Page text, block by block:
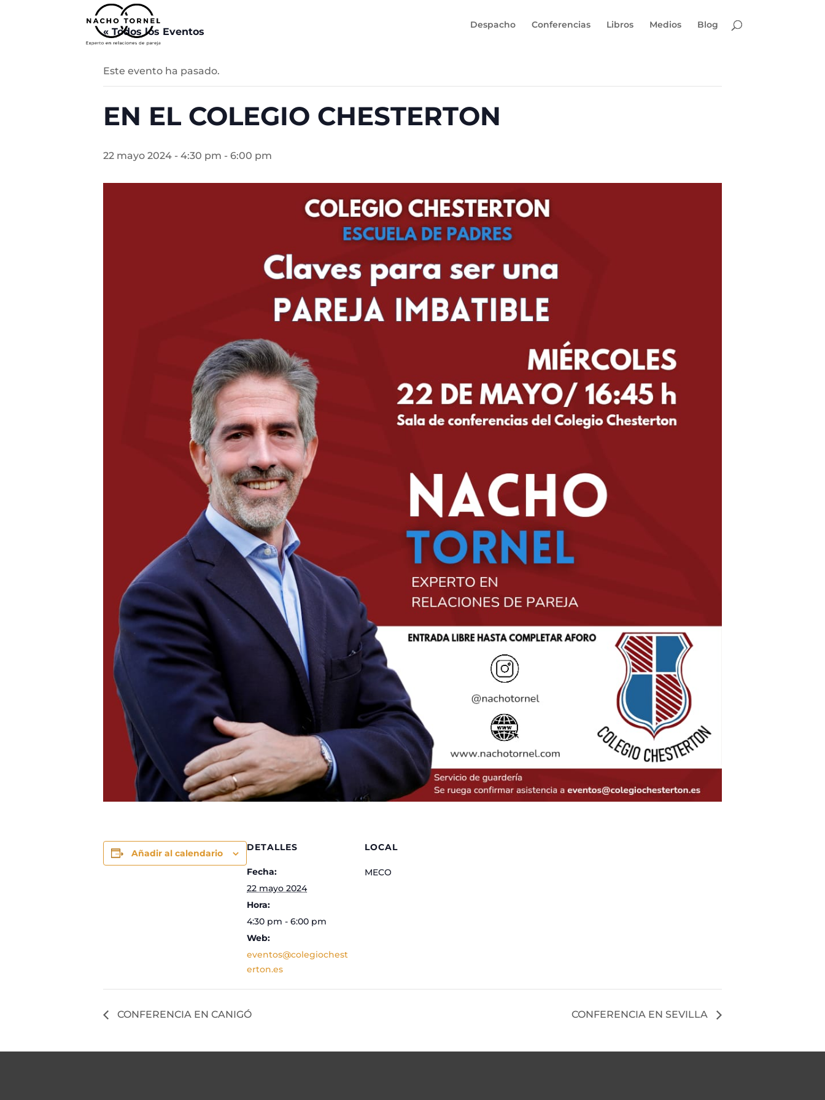
Despacho Conferencias Libros Medios Blog
« Todos los Eventos
Este evento ha pasado.
EN EL COLEGIO CHESTERTON
22 mayo 2024 - 4:30 pm - 6:00 pm
Añadir al calendario
DETALLES
Fecha:
22 mayo 2024
Hora:
4:30 pm - 6:00 pm
Web:
eventos@colegiochest
erton.es
LOCAL
MECO
CONFERENCIA EN CANIGÓ CONFERENCIA EN SEVILLA